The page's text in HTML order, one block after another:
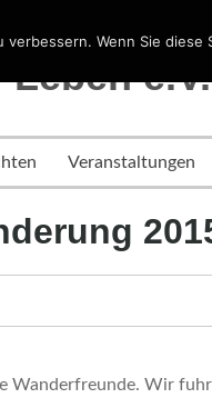
e.V.
Veranstaltungen
Wanderfreunde. Wir
Wenn Sie